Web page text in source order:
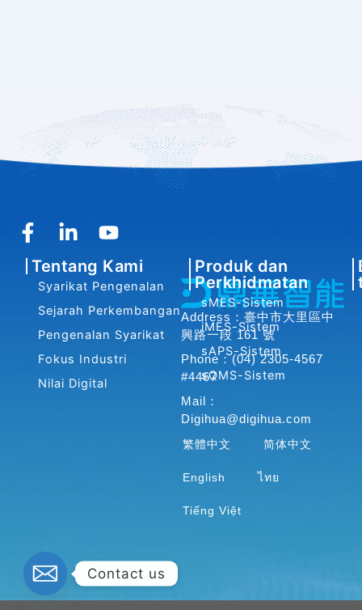
Address：臺中市大里區中
興路一段 161 號
Phone：(04) 2305-4567
#4467
Mail：
Digihua@digihua.com
繁體中文 简体中文
English ไทย
Tiếng Việt
F
a
c
e
b
o
o
k
L
n
k
e
d
i
n
-
Y
u
t
u
b
e
Tentang Kami
Syarikat Pengenalan
Sejarah Perkembangan
Pengenalan Syarikat
Fokus Industri
Nilai Digital
Produk dan
Perkhidmatan
sMES-Sistem
iMES-Sistem
sAPS-Sistem
sQMS-Sistem
Contact us